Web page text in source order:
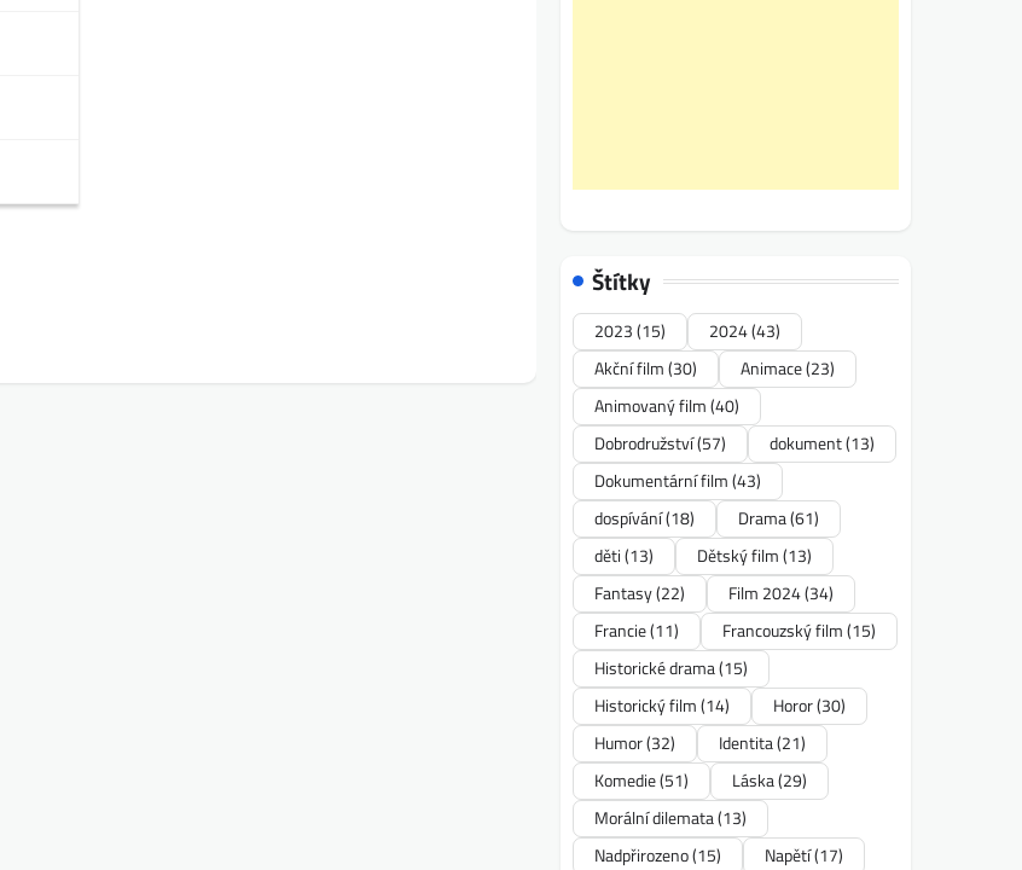
Štítky
2023(15) 2024(43)
Akční film(30) Animace(23)
Animovaný film(40)
Dobrodružství(57) dokument(13)
Dokumentární film(43)
dospívání(18) Drama(61)
děti(13) Dětský film(13)
Fantasy(22) Film 2024(34)
Francie(11) Francouzský film(15)
Historické drama(15)
Historický film(14) Horor(30)
Humor(32) Identita(21)
Komedie(51) Láska(29)
Morální dilemata(13)
Nadpřirozeno(15) Napětí(17)